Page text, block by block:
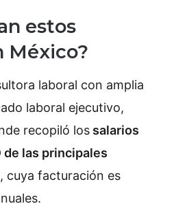
estos
México?
laboral con amplia
laboral ejecutivo,
recopiló los salarios
de las principales
, cuya facturación es